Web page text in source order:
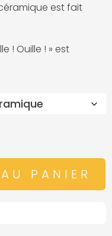
est fait
! Ouille ! » est
PANIER